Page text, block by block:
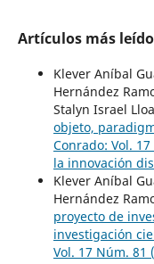
Artículos más
Klever Aníbal
Hernández
Stalyn Israel
objeto,
Conrado: Vol.
la innovación
Klever Aníbal
Hernández
proyecto de
investigación
Vol. 17 Núm. 81